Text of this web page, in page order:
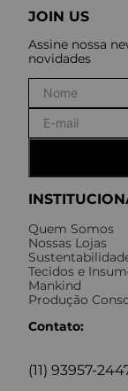
Quem Somos
Nossas Lojas
Tecidos e
Mankind
Produção
Contato:
(11) 93957-
JOIN US
Assine nossa
novidades